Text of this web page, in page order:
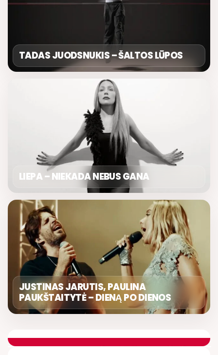
TADAS JUODSNUKIS – ŠALTOS LŪPOS
LIEPA – NIEKADA NEBUS GANA
JUSTINAS JARUTIS, PAULINA
PAUKŠTAITYTĖ – DIENĄ PO DIENOS